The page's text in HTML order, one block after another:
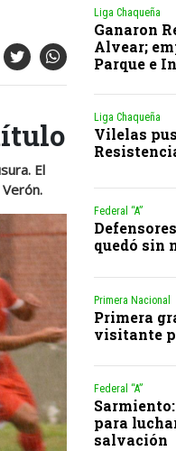
El
Liga Chaqueña
Ganaron
Alvear;
Parque e
Liga Chaqueña
Vilelas
Federal “A”
quedó sin
Primera Nacional
Primera
visitante
Federal “A”
para
salvación